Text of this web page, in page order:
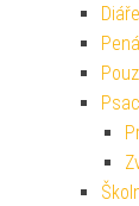
Diáře